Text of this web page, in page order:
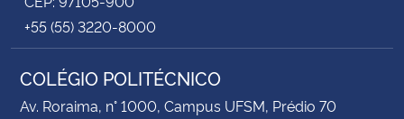
+55 (55) 3220-8000
COLÉGIO POLITÉCNICO
Av. Roraima, n° 1000, Campus UFSM, Prédio 70